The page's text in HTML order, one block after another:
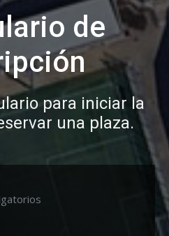
de
para iniciar la
una plaza.